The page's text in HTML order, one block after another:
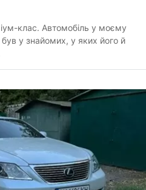
клас. Автомобіль у моєму
був у знайомих, у яких його й